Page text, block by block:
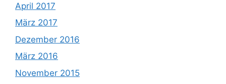
April 2017
März 2017
Dezember 2016
März 2016
November 2015